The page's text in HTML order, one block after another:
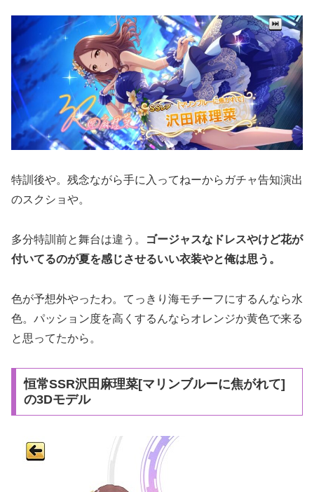
特訓後や。残念ながら手に入ってねーからガチャ告知演出
のスクショや。
多分特訓前と舞台は違う。
ゴージャスなドレスやけど花が
付いてるのが夏を感じさせるいい衣装やと俺は思う。
色が予想外やったわ。てっきり海モチーフにするんなら水
色。パッション度を高くするんならオレンジか黄色で来る
と思ってたから。
恒常SSR沢田麻理菜[マリンブルーに焦がれて]
の3Dモデル